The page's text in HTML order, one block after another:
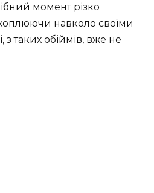
момент різко
навколо своїми
таких обіймів, вже не